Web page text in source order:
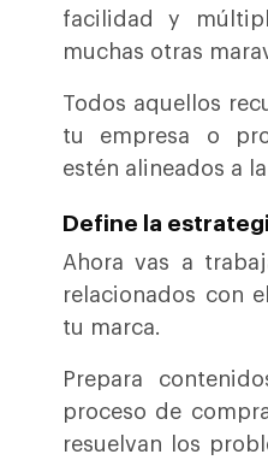
facilidad y
muchas otras
Todos aquellos
tu empresa o
estén alineados a
Define la
Ahora vas a
relacionados con
tu marca.
Prepara
proceso de
resuelvan los